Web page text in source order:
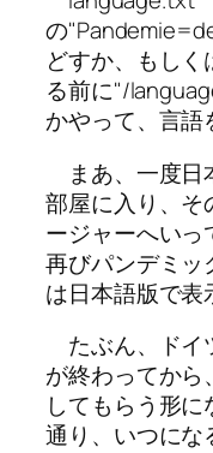
の
どすか、もし
る前に"/
かやって、言語
まあ、一度日
部屋に入り、そ
ージャーへいっ
再びパンデミッ
は日本語版で表
たぶん、ドイ
が終わってか
してもらう形
通り、いつにな